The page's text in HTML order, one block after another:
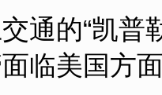
通的“凯普
临美国方